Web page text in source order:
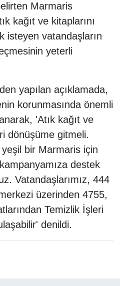
Marmaris
kağıt ve kitaplarını
isteyen vatandaşların
yeterli
yapılan açıklamada,
korunmasında önemli
'Atık kağıt ve
dönüşüme gitmeli.
bir Marmaris için
destek
Vatandaşlarımız, 444
üzerinden 4755,
Temizlik İşleri
denildi.